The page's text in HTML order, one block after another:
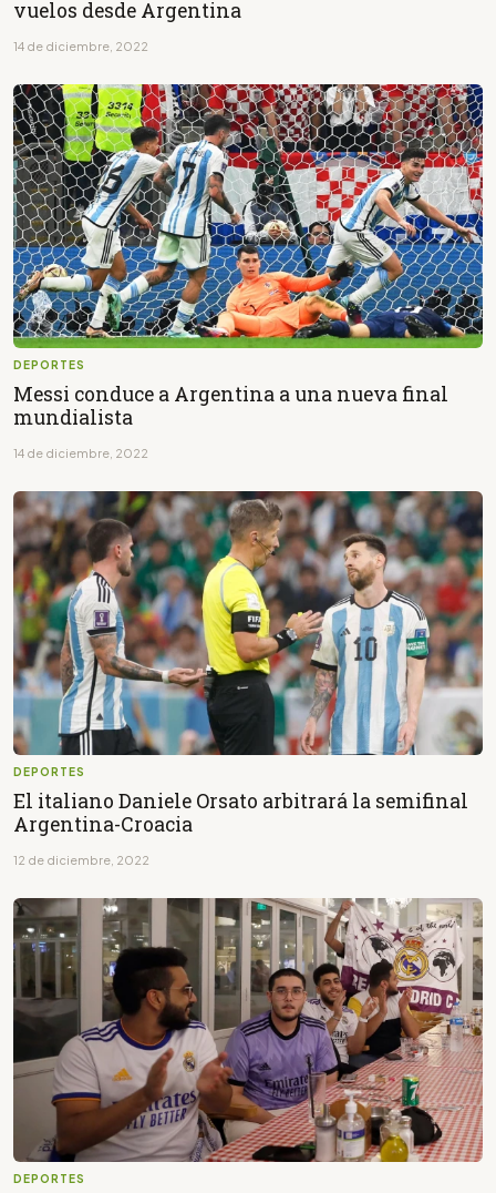
vuelos desde Argentina
14 de diciembre, 2022
DEPORTES
Messi conduce a Argentina a una nueva final
mundialista
14 de diciembre, 2022
DEPORTES
El italiano Daniele Orsato arbitrará la semifinal
Argentina-Croacia
12 de diciembre, 2022
DEPORTES